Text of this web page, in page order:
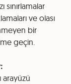
ve olası
bir
geçin.
arayüzü